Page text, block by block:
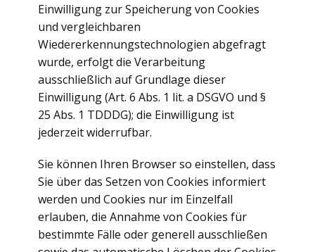
Einwilligung zur Speicherung von Cookies
und vergleichbaren
Wiedererkennungstechnologien abgefragt
wurde, erfolgt die Verarbeitung
ausschließlich auf Grundlage dieser
Einwilligung (Art. 6 Abs. 1 lit. a DSGVO und §
25 Abs. 1 TDDDG); die Einwilligung ist
jederzeit widerrufbar.
Sie können Ihren Browser so einstellen, dass
Sie über das Setzen von Cookies informiert
werden und Cookies nur im Einzelfall
erlauben, die Annahme von Cookies für
bestimmte Fälle oder generell ausschließen